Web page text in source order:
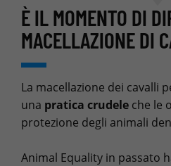
È IL MOMENTO DI
MACELLAZIONE DI
La macellazione dei cavalli
una pratica crudele che le
protezione degli animali
Animal Equality in passato